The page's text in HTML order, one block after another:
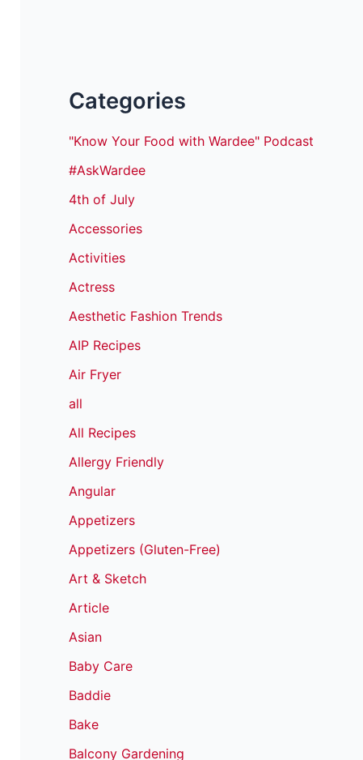
Categories
"Know Your Food with Wardee" Podcast
#AskWardee
4th of July
Accessories
Activities
Actress
Aesthetic Fashion Trends
AIP Recipes
Air Fryer
all
All Recipes
Allergy Friendly
Angular
Appetizers
Appetizers (Gluten-Free)
Art & Sketch
Article
Asian
Baby Care
Baddie
Bake
Balcony Gardening